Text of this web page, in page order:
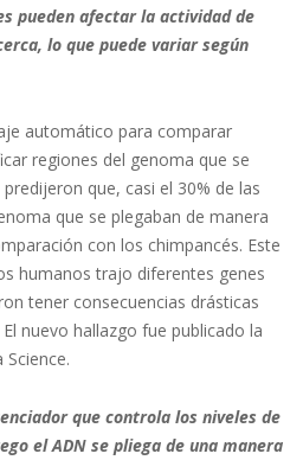
pueden afectar la actividad de
lo que puede variar según
automático para comparar
regiones del genoma que se
que, casi el 30% de las
que se plegaban de manera
con los chimpancés. Este
humanos trajo diferentes genes
tener consecuencias drásticas
nuevo hallazgo fue publicado la
que controla los niveles de
el ADN se pliega de una manera